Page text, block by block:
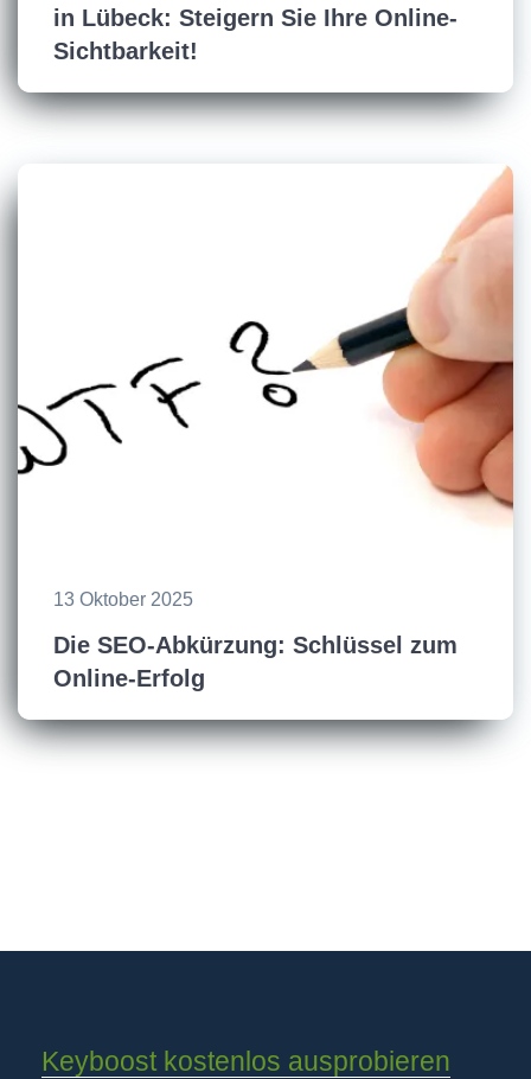
in Lübeck: Steigern Sie Ihre Online-
Sichtbarkeit!
13 Oktober 2025
Die SEO-Abkürzung: Schlüssel zum
Online-Erfolg
Keyboost kostenlos ausprobieren